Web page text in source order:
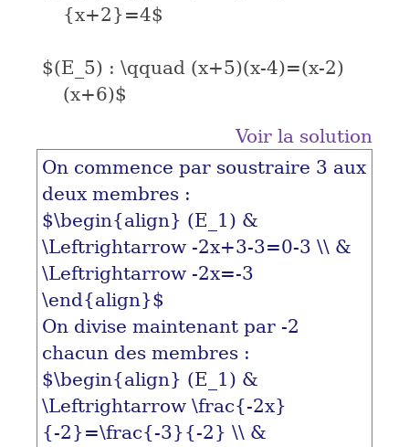
{x+2}=4$
$(E_5) : \qquad (x+5)(x-4)=(x-2)
(x+6)$
Voir la solution
On commence par soustraire 3 aux
deux membres :
$\begin{align} (E_1) &
\Leftrightarrow -2x+3-3=0-3 \\ &
\Leftrightarrow -2x=-3
\end{align}$
On divise maintenant par -2
chacun des membres :
$\begin{align} (E_1) &
\Leftrightarrow \frac{-2x}
{-2}=\frac{-3}{-2} \\ &